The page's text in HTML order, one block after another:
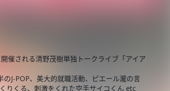
催される清野茂樹単独トークライブ「アイア
J-POP、美大的就職活動、ピエール瀧の言
りくる、刺激をくれた空手サイコくん etc